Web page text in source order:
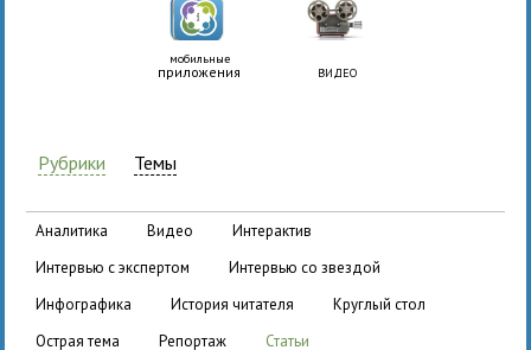
мобильные
приложения ВИДЕО
Рубрики Темы
аналитика видео
интерактив
интервью с экспертом
интервью со звездой
инфографика
история читателя
круглый стол
острая тема
репортаж статьи